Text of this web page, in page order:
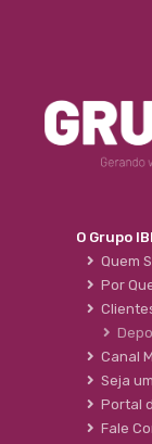
O Grupo
Quem
Por
Canal
Seja
Portal
Fale